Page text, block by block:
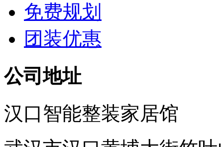
免费规划
团装优惠
公司地址
汉口智能整装家居馆